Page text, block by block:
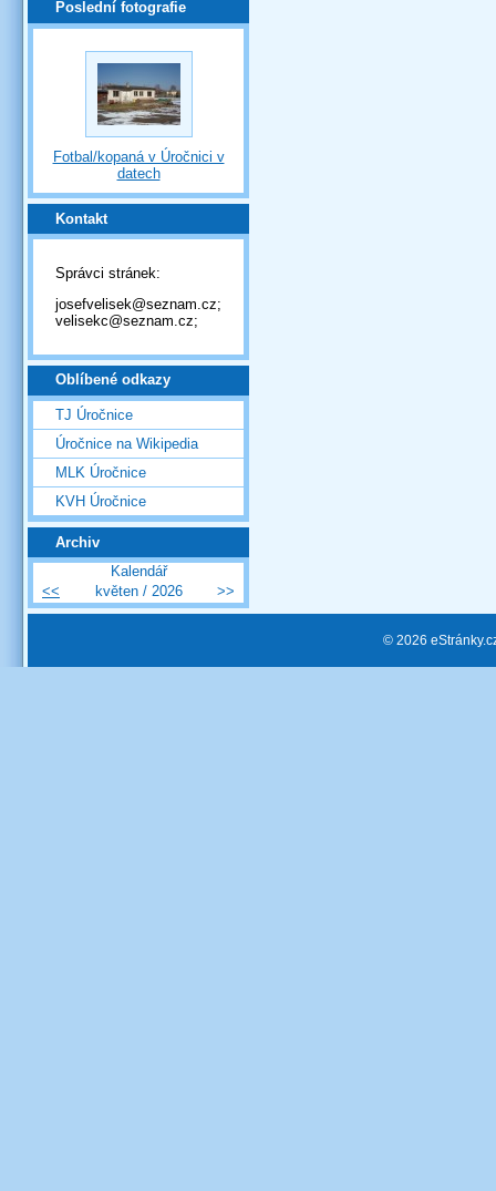
Poslední fotografie
Fotbal/kopaná v Úročnici v
datech
Kontakt
Správci stránek:
josefvelisek@seznam.cz;
velisekc@seznam.cz;
Oblíbené odkazy
TJ Úročnice
Úročnice na Wikipedia
MLK Úročnice
KVH Úročnice
Archiv
Kalendář
<<
květen / 2026 >>
© 2026